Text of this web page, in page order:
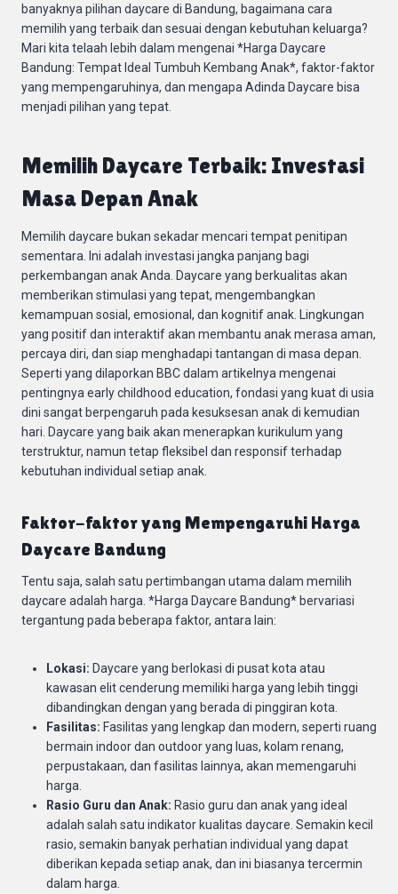
banyaknya pilihan daycare di Bandung, bagaimana cara
memilih yang terbaik dan sesuai dengan kebutuhan keluarga?
Mari kita telaah lebih dalam mengenai *Harga Daycare
Bandung: Tempat Ideal Tumbuh Kembang Anak*, faktor-faktor
yang mempengaruhinya, dan mengapa Adinda Daycare bisa
menjadi pilihan yang tepat.
Memilih Daycare Terbaik: Investasi
Masa Depan Anak
Memilih daycare bukan sekadar mencari tempat penitipan
sementara. Ini adalah investasi jangka panjang bagi
perkembangan anak Anda. Daycare yang berkualitas akan
memberikan stimulasi yang tepat, mengembangkan
kemampuan sosial, emosional, dan kognitif anak. Lingkungan
yang positif dan interaktif akan membantu anak merasa aman,
percaya diri, dan siap menghadapi tantangan di masa depan.
Seperti yang dilaporkan BBC dalam artikelnya mengenai
pentingnya early childhood education, fondasi yang kuat di usia
dini sangat berpengaruh pada kesuksesan anak di kemudian
hari. Daycare yang baik akan menerapkan kurikulum yang
terstruktur, namun tetap fleksibel dan responsif terhadap
kebutuhan individual setiap anak.
Faktor-faktor yang Mempengaruhi Harga
Daycare Bandung
Tentu saja, salah satu pertimbangan utama dalam memilih
daycare adalah harga. *Harga Daycare Bandung* bervariasi
tergantung pada beberapa faktor, antara lain:
Lokasi: Daycare yang berlokasi di pusat kota atau
kawasan elit cenderung memiliki harga yang lebih tinggi
dibandingkan dengan yang berada di pinggiran kota.
Fasilitas: Fasilitas yang lengkap dan modern, seperti ruang
bermain indoor dan outdoor yang luas, kolam renang,
perpustakaan, dan fasilitas lainnya, akan memengaruhi
harga.
Rasio Guru dan Anak: Rasio guru dan anak yang ideal
adalah salah satu indikator kualitas daycare. Semakin kecil
rasio, semakin banyak perhatian individual yang dapat
diberikan kepada setiap anak, dan ini biasanya tercermin
dalam harga.